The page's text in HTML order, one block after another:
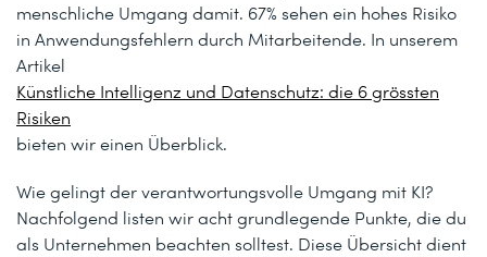
menschliche Umgang damit. 67% sehen ein hohes Risiko
in Anwendungsfehlern durch Mitarbeitende. In unserem
Artikel
Künstliche Intelligenz und Datenschutz: die 6 grössten
Risiken
bieten wir einen Überblick.
Wie gelingt der verantwortungsvolle Umgang mit KI?
Nachfolgend listen wir acht grundlegende Punkte, die du
als Unternehmen beachten solltest. Diese Übersicht dient